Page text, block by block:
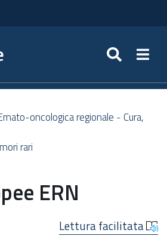
oncologica regionale - Cura,
rari
ERN
Lettura facilitata